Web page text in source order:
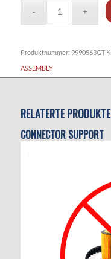
Produktnummer: 9990563GT
ASSEMBLY
RELATERTE
CONNECTOR SUPPORT